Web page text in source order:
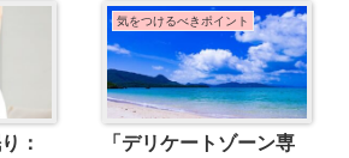
：
気をつけるべきポイント
「デリケートゾーン専